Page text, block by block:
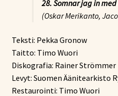
28. Somnar jag in
(Oskar Merikanto,
Teksti: Pekka Gronow
Taitto: Timo Wuori
Diskografia: Rainer Strömmer
Levyt: Suomen Äänitearkisto
Restaurointi: Timo Wuori